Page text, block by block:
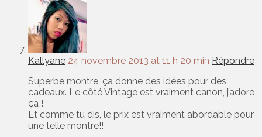
Kallyane 24 novembre 2013 at 11 h 20 min Répondre
Superbe montre, ça donne des idées pour des
cadeaux. Le côté Vintage est vraiment canon, j’adore
ça !
Et comme tu dis, le prix est vraiment abordable pour
une telle montre!!